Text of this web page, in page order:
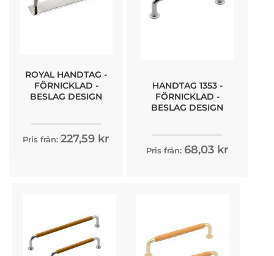
ROYAL HANDTAG -
FÖRNICKLAD -
BESLAG DESIGN
Pris från: 227,59 kr
HANDTAG 1353 -
FÖRNICKLAD -
BESLAG DESIGN
Pris från: 68,03 kr